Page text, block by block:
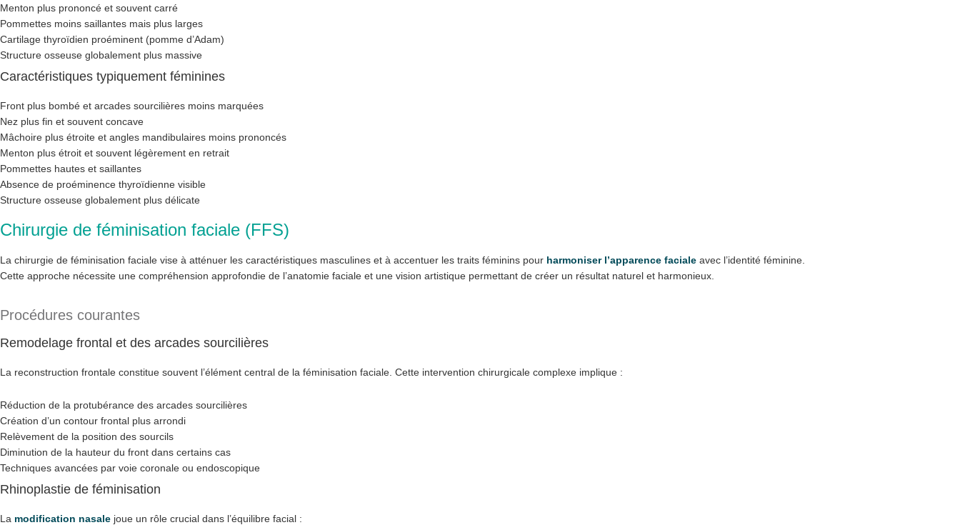
Menton plus prononcé et souvent carré
Pommettes moins saillantes mais plus larges
Cartilage thyroïdien proéminent (pomme d’Adam)
Structure osseuse globalement plus massive
Caractéristiques typiquement féminines
Front plus bombé et arcades sourcilières moins marquées
Nez plus fin et souvent concave
Mâchoire plus étroite et angles mandibulaires moins prononcés
Menton plus étroit et souvent légèrement en retrait
Pommettes hautes et saillantes
Absence de proéminence thyroïdienne visible
Structure osseuse globalement plus délicate
Chirurgie de féminisation faciale (FFS)
La chirurgie de féminisation faciale vise à atténuer les caractéristiques masculines et à accentuer les traits féminins pour harmoniser l’apparence faciale avec l’identité féminine.
Cette approche nécessite une compréhension approfondie de l’anatomie faciale et une vision artistique permettant de créer un résultat naturel et harmonieux.
Procédures courantes
Remodelage frontal et des arcades sourcilières
La reconstruction frontale constitue souvent l’élément central de la féminisation faciale. Cette intervention chirurgicale complexe implique :
Réduction de la protubérance des arcades sourcilières
Création d’un contour frontal plus arrondi
Relèvement de la position des sourcils
Diminution de la hauteur du front dans certains cas
Techniques avancées par voie coronale ou endoscopique
Rhinoplastie de féminisation
La modification nasale joue un rôle crucial dans l’équilibre facial :